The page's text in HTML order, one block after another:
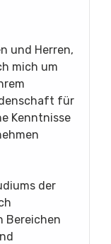
und Herren,
mich um
für
Kenntnisse
der
Bereichen